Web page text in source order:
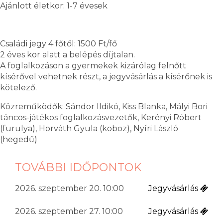
Ajánlott életkor: 1-7 évesek
Családi jegy 4 főtől: 1500 Ft/fő
2 éves kor alatt a belépés díjtalan.
A foglalkozáson a gyermekek kizárólag felnőtt
kísérővel vehetnek részt, a jegyvásárlás a kísérőnek is
kötelező.
Közreműködők: Sándor Ildikó, Kiss Blanka, Mályi Bori
táncos-játékos foglalkozásvezetők, Kerényi Róbert
(furulya), Horváth Gyula (koboz), Nyíri László
(hegedű)
TOVÁBBI IDŐPONTOK
2026. szeptember 20. 10:00 Jegyvásárlás
2026. szeptember 27. 10:00 Jegyvásárlás